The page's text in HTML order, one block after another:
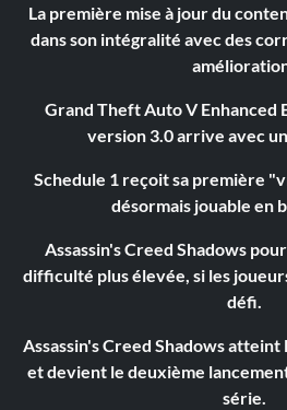
La première mise à jour du
dans son intégralité avec des
Grand Theft Auto V Enhanced
version 3.0 arrive avec
Schedule 1 reçoit sa première
désormais jouable en
Assassin's Creed Shadows
difficulté plus élevée, si les
défi.
Assassin's Creed Shadows
et devient le deuxième
série.